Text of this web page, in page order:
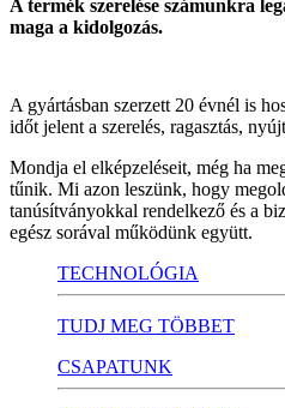
A termék szerelése számunkra
maga a kidolgozás.
A gyártásban szerzett 20 évnél is
időt jelent a szerelés, ragasztás,
Mondja el elképzeléseit, még ha
tűnik. Mi azon leszünk, hogy
tanúsítványokkal rendelkező és a
egész sorával működünk együtt.
TECHNOLÓGIA
TUDJ MEG TÖBBET
CSAPATUNK